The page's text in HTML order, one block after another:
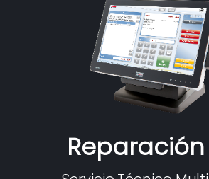
Reparación